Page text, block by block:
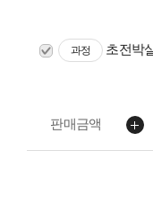
과정 초전박
판매금액